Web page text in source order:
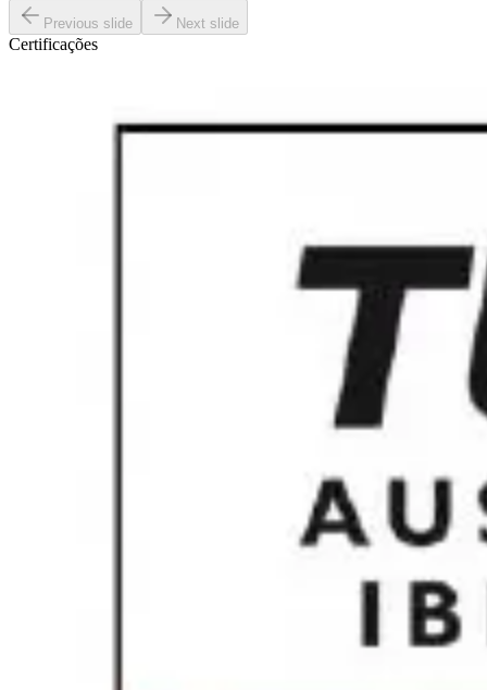
Previous slide Next slide
Certificações